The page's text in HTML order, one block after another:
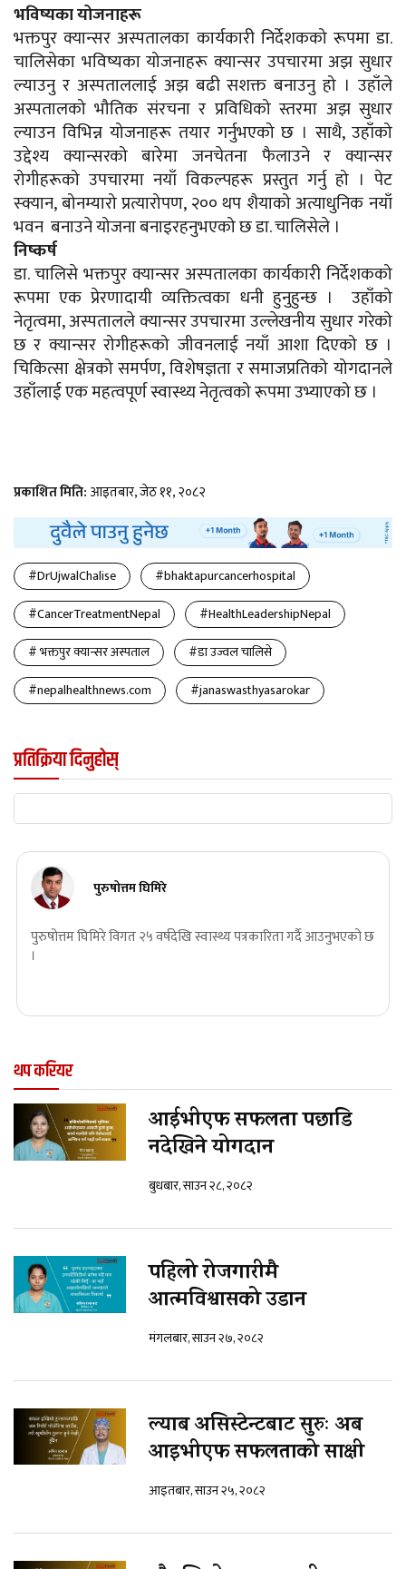
भविष्यका योजनाहरू
भक्तपुर क्यान्सर अस्पतालका कार्यकारी निर्देशकको रूपमा डा.
चालिसेका भविष्यका योजनाहरू क्यान्सर उपचारमा अझ सुधार
ल्याउनु र अस्पताललाई अझ बढी सशक्त बनाउनु हो । उहाँले
अस्पतालको भौतिक संरचना र प्रविधिको स्तरमा अझ सुधार
ल्याउन विभिन्न योजनाहरू तयार गर्नुभएको छ । साथै, उहाँको
उद्देश्य क्यान्सरको बारेमा जनचेतना फैलाउने र क्यान्सर
रोगीहरूको उपचारमा नयाँ विकल्पहरू प्रस्तुत गर्नु हो । पेट
स्क्यान, बोनम्यारो प्रत्यारोपण, २०० थप शैयाको अत्याधुनिक नयाँ
भवन बनाउने योजना बनाइरहनुभएको छ डा. चालिसेले ।
निष्कर्ष
डा. चालिसे भक्तपुर क्यान्सर अस्पतालका कार्यकारी निर्देशकको
रूपमा एक प्रेरणादायी व्यक्तित्वका धनी हुनुहुन्छ । उहाँको
नेतृत्वमा, अस्पतालले क्यान्सर उपचारमा उल्लेखनीय सुधार गरेको
छ र क्यान्सर रोगीहरूको जीवनलाई नयाँ आशा दिएको छ ।
चिकित्सा क्षेत्रको समर्पण, विशेषज्ञता र समाजप्रतिको योगदानले
उहाँलाई एक महत्वपूर्ण स्वास्थ्य नेतृत्वको रूपमा उभ्याएको छ ।
प्रकाशित मिति: आइतबार, जेठ ११, २०८२
#DrUjwalChalise
#bhaktapurcancerhospital
#CancerTreatmentNepal
#HealthLeadershipNepal
# भक्तपुर क्यान्सर अस्पताल
#डा उज्वल चालिसे
#nepalhealthnews.com
#janaswasthyasarokar
प्रतिक्रिया दिनुहोस्
पुरुषोत्तम घिमिरे
पुरुषोत्तम घिमिरे विगत २५ वर्षदेखि स्वास्थ्य पत्रकारिता गर्दै आउनुभएको छ
।
थप करियर
आईभीएफ सफलता पछाडि
नदेखिने योगदान
बुधबार, साउन २८, २०८२
पहिलो रोजगारीमै
आत्मविश्वासको उडान
मंगलबार, साउन २७, २०८२
ल्याब असिस्टेन्टबाट सुरुः अब
आइभीएफ सफलताको साक्षी
आइतबार, साउन २५, २०८२